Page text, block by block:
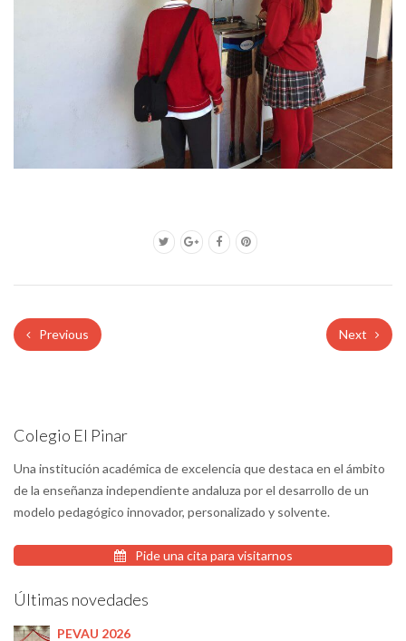
Previous Next
Colegio El Pinar
Una institución académica de excelencia que destaca en el ámbito
de la enseñanza independiente andaluza por el desarrollo de un
modelo pedagógico innovador, personalizado y solvente.
Pide una cita para visitarnos
Últimas novedades
PEVAU 2026